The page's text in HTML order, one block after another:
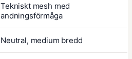
Tekniskt mesh med
andningsförmåga
Neutral, medium bredd